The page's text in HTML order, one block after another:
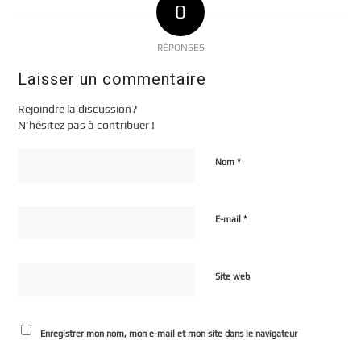
0
RÉPONSES
Laisser un commentaire
Rejoindre la discussion?
N’hésitez pas à contribuer !
Nom*
E-mail*
Site web
Enregistrer mon nom, mon e-mail et mon site dans le navigateur